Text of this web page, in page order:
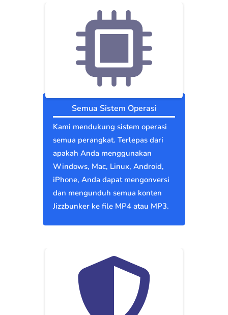
Semua Sistem Operasi
Kami mendukung sistem operasi
semua perangkat. Terlepas dari
apakah Anda menggunakan
Windows, Mac, Linux, Android,
iPhone, Anda dapat mengonversi
dan mengunduh semua konten
Jizzbunker ke file MP4 atau MP3.